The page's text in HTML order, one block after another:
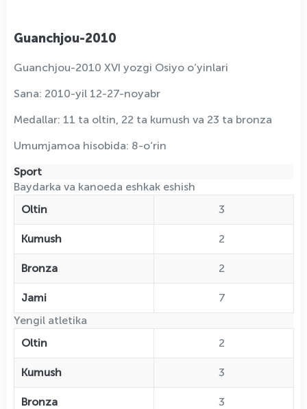
Guanchjou-2010
Guanchjou-2010 XVI yozgi Osiyo o‘yinlari
Sana: 2010-yil 12-27-noyabr
Medallar: 11 ta oltin, 22 ta kumush va 23 ta bronza
Umumjamoa hisobida: 8-o‘rin
Sport
Baydarka va kanoeda eshkak eshish
Oltin
3
Kumush 2
Bronza 2
Jami
7
Yengil atletika
Oltin
2
Kumush 3
Bronza 3